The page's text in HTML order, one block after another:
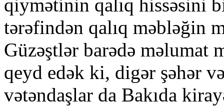
qiymətinin qalıq hissəsini
tərəfindən qalıq məbləğin
Güzəştlər barədə məlumat
qeyd edək ki, digər şəhər
vətəndaşlar da Bakıda